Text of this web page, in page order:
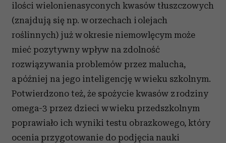
ilości wielonienasyconych kwasów tłuszczowych
(znajdują się np. w orzechach i olejach
roślinnych) już w okresie niemowlęcym może
mieć pozytywny wpływ na zdolność
rozwiązywania problemów przez malucha,
a później na jego inteligencję w wieku szkolnym.
Potwierdzono też, że spożycie kwasów z rodziny
omega-3 przez dzieci w wieku przedszkolnym
poprawiało ich wyniki testu obrazkowego, który
ocenia przygotowanie do podjęcia nauki